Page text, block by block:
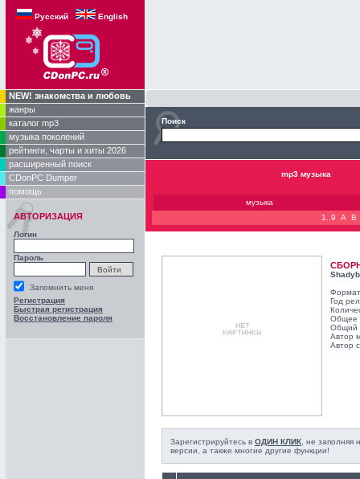
Русский English
NEW! знакомства и любовь
жанры
каталог mp3
музыка поколений
рейтинги, чарты и хиты 2026
расширенный поиск
CDonPC Dumper
помощь
АВТОРИЗАЦИЯ
Логин
Пароль
Запомнить меня
Регистрация
Быстрая регистрация
Восстановление пароля
Поиск
mp3 музыка
музыка
1..9
A B
Год
Общее
Общий
Автор
Автор
Зарегистрируйтесь в ОДИН КЛИК , не
версии, а также многие другие функции!